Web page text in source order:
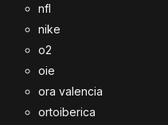
nfl
nike
o2
oie
ora valencia
ortoiberica